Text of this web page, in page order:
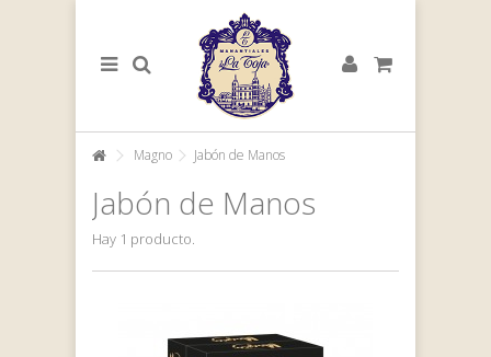
Magno Jabón de Manos
Jabón de Manos
Hay 1 producto.